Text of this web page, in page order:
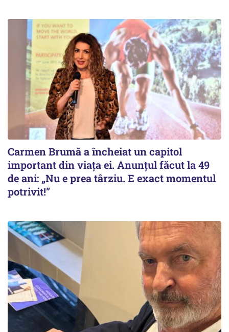
Carmen Brumă a încheiat un capitol
important din viața ei. Anunțul făcut la 49
de ani: „Nu e prea târziu. E exact momentul
potrivit!”